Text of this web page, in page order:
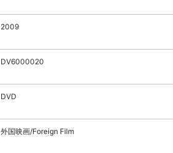
2009
DV6000020
DVD
外国映画/Foreign Film